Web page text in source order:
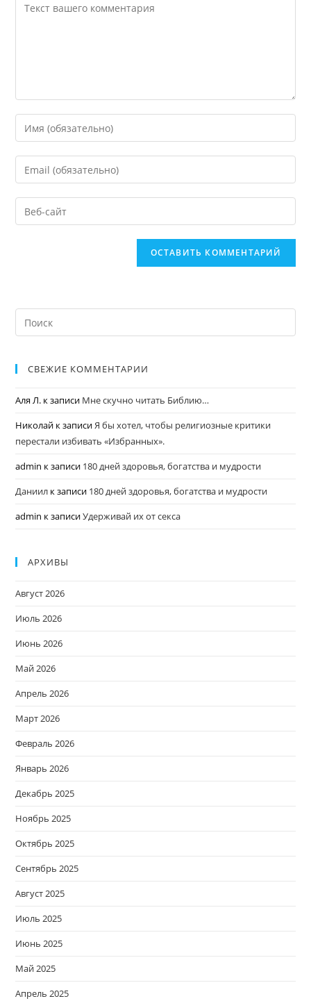
СВЕЖИЕ КОММЕНТАРИИ
Аля Л. к записи Мне скучно читать Библию…
Николай к записиЯ бы хотел, чтобы религиозные критики
перестали избивать «Избранных».
admin к записи 180 дней здоровья, богатства и мудрости
Даниил к записи 180 дней здоровья, богатства и мудрости
admin к записиУдерживай их от секса
АРХИВЫ
Август 2026
Июль 2026
Июнь 2026
Май 2026
Апрель 2026
Март 2026
Февраль 2026
Январь 2026
Декабрь 2025
Ноябрь 2025
Октябрь 2025
Сентябрь 2025
Август 2025
Июль 2025
Июнь 2025
Май 2025
Апрель 2025